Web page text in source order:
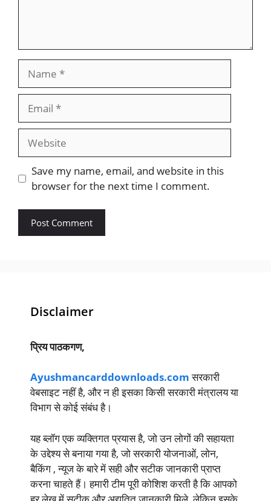
Website
Save my name, email, and website in this
browser for the next time I comment.
Disclaimer
प्रिय पाठकगण,
Ayushmancarddownloads.comसरकारी
वेबसाइट नहीं है, और न ही इसका किसी सरकारी मंत्रालय या
विभाग से कोई संबंध है।
यह ब्लॉग एक व्यक्तिगत प्रयास है, जो उन लोगों की सहायता
के उद्देश्य से बनाया गया है, जो सरकारी योजनाओं, लोन,
बैकिंग , न्यूज के बारे में सही और सटीक जानकारी प्राप्त
करना चाहते हैं। हमारी टीम पूरी कोशिश करती है कि आपको